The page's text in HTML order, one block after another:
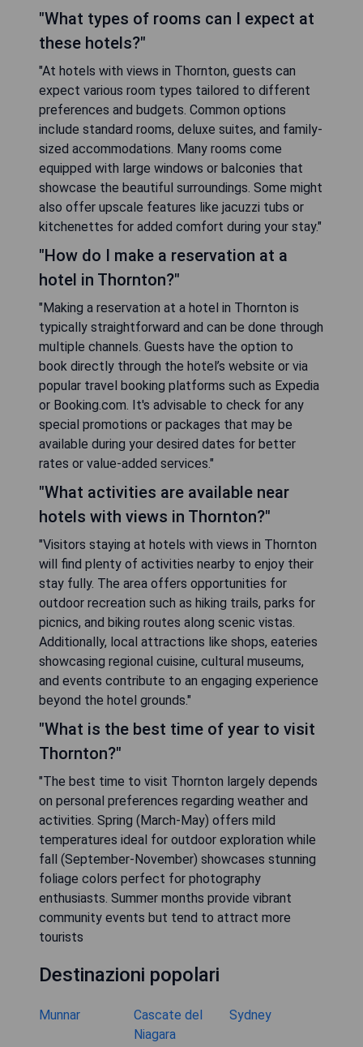
"What types of rooms can I expect at
these hotels?"
"At hotels with views in Thornton, guests can
expect various room types tailored to different
preferences and budgets. Common options
include standard rooms, deluxe suites, and family-
sized accommodations. Many rooms come
equipped with large windows or balconies that
showcase the beautiful surroundings. Some might
also offer upscale features like jacuzzi tubs or
kitchenettes for added comfort during your stay."
"How do I make a reservation at a
hotel in Thornton?"
"Making a reservation at a hotel in Thornton is
typically straightforward and can be done through
multiple channels. Guests have the option to
book directly through the hotel’s website or via
popular travel booking platforms such as Expedia
or Booking.com. It's advisable to check for any
special promotions or packages that may be
available during your desired dates for better
rates or value-added services."
"What activities are available near
hotels with views in Thornton?"
"Visitors staying at hotels with views in Thornton
will find plenty of activities nearby to enjoy their
stay fully. The area offers opportunities for
outdoor recreation such as hiking trails, parks for
picnics, and biking routes along scenic vistas.
Additionally, local attractions like shops, eateries
showcasing regional cuisine, cultural museums,
and events contribute to an engaging experience
beyond the hotel grounds."
"What is the best time of year to visit
Thornton?"
"The best time to visit Thornton largely depends
on personal preferences regarding weather and
activities. Spring (March-May) offers mild
temperatures ideal for outdoor exploration while
fall (September-November) showcases stunning
foliage colors perfect for photography
enthusiasts. Summer months provide vibrant
community events but tend to attract more
tourists
Destinazioni popolari
Munnar
Cascate del
Niagara
Sydney